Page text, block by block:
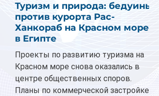
Туризм и природа: бедуины
против курорта Рас-
Ханкораб на Красном море
в Египте
Проекты по развитию туризма на
Красном море снова оказались в
центре общественных споров.
Планы по коммерческой застройке